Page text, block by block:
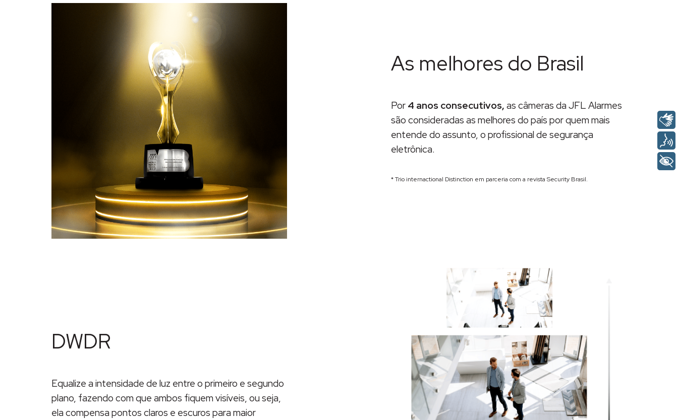
Descrição
As melhores do Brasil
Por 4 anos consecutivos, as câmeras da JFL Alarmes
são consideradas as melhores do país por quem mais
entende do assunto, o profissional de segurança
eletrônica.
* Trio internactional Distinction em parceria com a revista Security Brasil.
DWDR
Equalize a intensidade de luz entre o primeiro e segundo
plano, fazendo com que ambos fiquem visíveis, ou seja,
ela compensa pontos claros e escuros para maior